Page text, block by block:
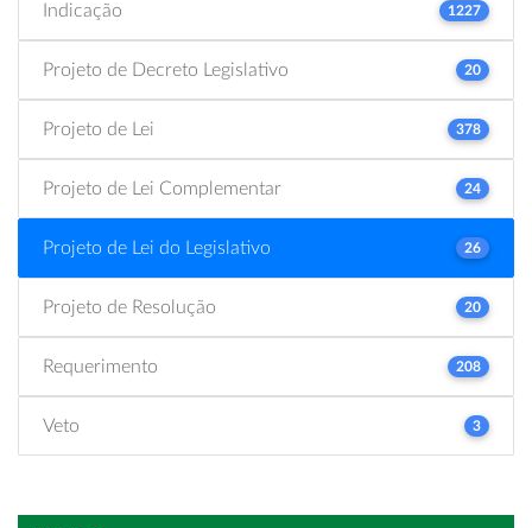
Indicação 1227
Projeto de Decreto Legislativo 20
Projeto de Lei 378
Projeto de Lei Complementar 24
Projeto de Lei do Legislativo 26
Projeto de Resolução 20
Requerimento 208
Veto 3